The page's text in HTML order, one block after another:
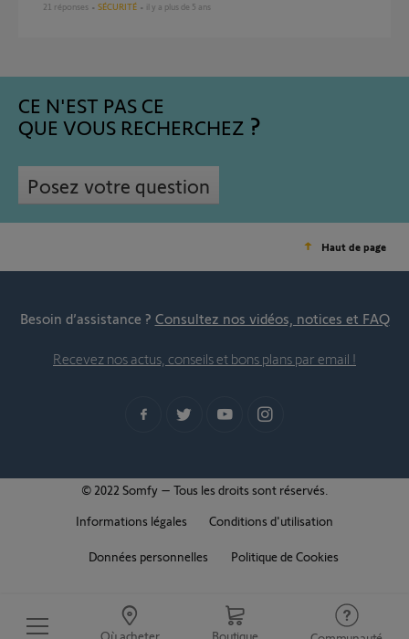
Où acheter Boutique
21 réponses SÉCURITÉ il y a plus de 5 ans
CE N'EST PAS CE
QUE VOUS RECHERCHEZ
Posez votre question
Haut de page
Besoin d’assistance ? Consultez nos vidéos, notices et FAQ
Recevez nos actus, conseils et bons plans par email !
© 2022 Somfy – Tous les droits sont réservés.
Informations légales
Conditions d'utilisation
Données personnelles Politique de Cookies